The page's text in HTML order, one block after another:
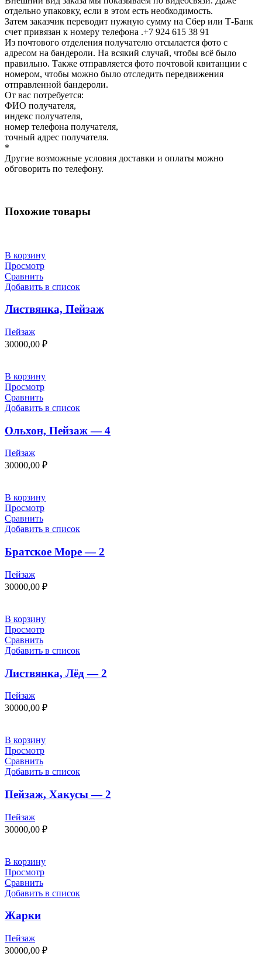
отдельно упаковку, если в этом есть необходимость.
Затем заказчик переводит нужную сумму на Сбер или Т-Банк
счет привязан к номеру телефона .+7 924 615 38 91
Из почтового отделения получателю отсылается фото с
адресом на бандероли. На всякий случай, чтобы всё было
правильно. Также отправляется фото почтовой квитанции с
номером, чтобы можно было отследить передвижения
отправленной бандероли.
От вас потребуется:
ФИО получателя,
индекс получателя,
номер телефона получателя,
точный адрес получателя.
*
Другие возможные условия доставки и оплаты можно
обговорить по телефону.
Похожие товары
В корзину
Просмотр
Сравнить
Добавить в список
Листвянка, Пейзаж
Пейзаж
30000,00 ₽
В корзину
Просмотр
Сравнить
Добавить в список
Ольхон, Пейзаж — 4
Пейзаж
30000,00 ₽
В корзину
Просмотр
Сравнить
Добавить в список
Братское Море — 2
Пейзаж
30000,00 ₽
В корзину
Просмотр
Сравнить
Добавить в список
Листвянка, Лёд — 2
Пейзаж
30000,00 ₽
В корзину
Просмотр
Сравнить
Добавить в список
Пейзаж, Хакусы — 2
Пейзаж
30000,00 ₽
В корзину
Просмотр
Сравнить
Добавить в список
Жарки
Пейзаж
30000,00 ₽